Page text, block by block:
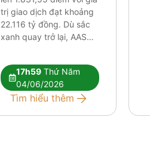
trị giao dịch đạt khoảng
22.116 tỷ đồng. Dù sắc
xanh quay trở lại, AAS
vẫn chưa đủ để xác
nhận xu hướng tăng mới.
Dòng tiền tiếp tục phân
17h59 Thứ Năm
04/06/2026
Tìm hiểu thêm